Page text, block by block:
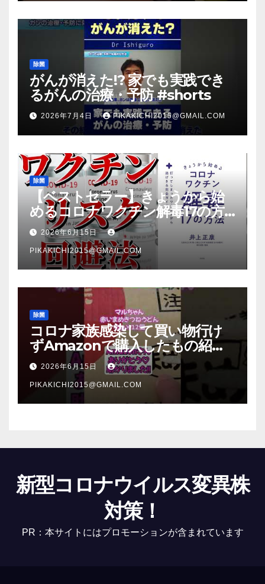
除菌
がんが消えた!? 家でも実践でき
るがんの治療・予防 #shorts
2026年7月4日 PIKAKICHI2015@GMAIL.COM
除菌
【ベストセラー】きょうから始
めるコロナワクチン解毒17の方
法【本要約】
2026年6月15日
PIKAKICHI2015@GMAIL.COM
除菌
コロナ家族感染して買い物行け
ずAmazonで購入したもの紹
介 #Shorts
2026年6月15日
PIKAKICHI2015@GMAIL.COM
新型コロナウイルス変異株
対策！
PR：本サイトにはプロモーションが含まれています